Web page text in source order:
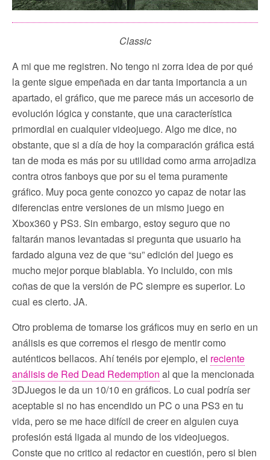
Classic
A mi que me registren. No tengo ni zorra idea de por qué
la gente sigue empeñada en dar tanta importancia a un
apartado, el gráfico, que me parece más un accesorio de
evolución lógica y constante, que una característica
primordial en cualquier videojuego. Algo me dice, no
obstante, que si a día de hoy la comparación gráfica está
tan de moda es más por su utilidad como arma arrojadiza
contra otros fanboys que por su el tema puramente
gráfico. Muy poca gente conozco yo capaz de notar las
diferencias entre versiones de un mismo juego en
Xbox360 y PS3. Sin embargo, estoy seguro que no
faltarán manos levantadas si pregunta que usuario ha
fardado alguna vez de que “su” edición del juego es
mucho mejor porque blablabla. Yo incluido, con mis
coñas de que la versión de PC siempre es superior. Lo
cual es cierto. JA.
Otro problema de tomarse los gráficos muy en serio en un
análisis es que corremos el riesgo de mentir como
auténticos bellacos. Ahí tenéis por ejemplo, el reciente
análisis de Red Dead Redemption al que la mencionada
3DJuegos le da un 10/10 en gráficos. Lo cual podría ser
aceptable si no has encendido un PC o una PS3 en tu
vida, pero se me hace difícil de creer en alguien cuya
profesión está ligada al mundo de los videojuegos.
Conste que no critico al redactor en cuestión, pero si bien